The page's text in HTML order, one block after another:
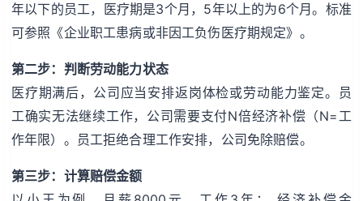
年以下的员工，医疗期是3个月，5年以上的为6个月。标准
可参照《企业职工患病或非因工负伤医疗期规定》。
第二步：判断劳动能力状态
医疗期满后，公司应当安排返岗体检或劳动能力鉴定。员
工确实无法继续工作，公司需要支付N倍经济补偿（N=工
作年限）。员工拒绝合理工作安排，公司免除赔偿。
第三步：计算赔偿金额